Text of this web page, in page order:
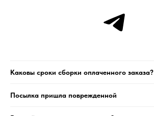
Каковы сроки сборки оплаченного заказа?
Посылка пришла поврежденной